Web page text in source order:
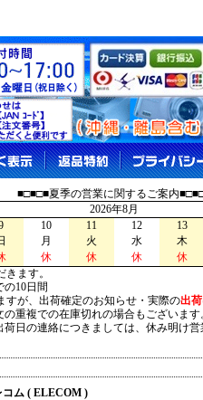
■□■□■夏季の営業に関するご案内
2026年8月
10 11 12 13
月 火 水 木
休 休 休 休
ます。
の10日間
すが、出荷確定のお知らせ・実際の出
重複での在庫切れの場合もございます
日の連絡につきましては、休み明け営
コム ( ELECOM )